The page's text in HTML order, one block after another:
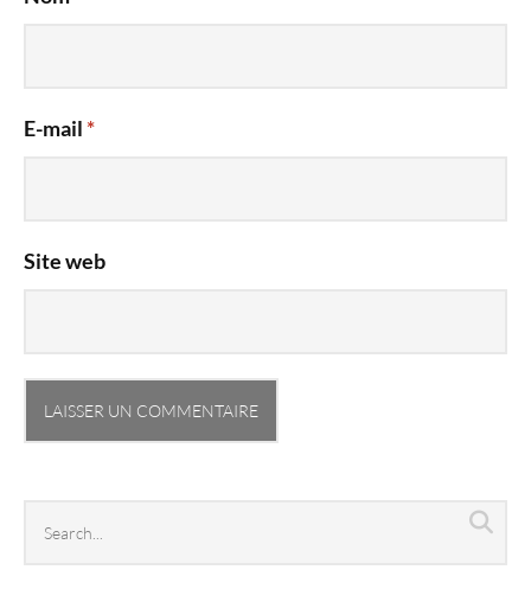
E-mail *
Site web
archives